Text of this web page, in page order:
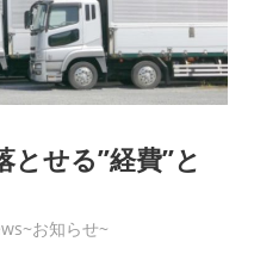
せる”経費”と
お知らせ~